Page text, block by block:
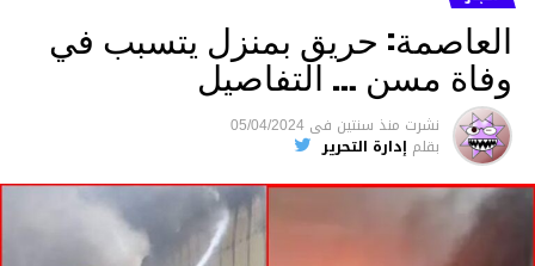
متابعة
قسم الاخبار
العاصمة: حريق بمنزل يتسبب في
وفاة مسن … التفاصيل
نشرت منذ سنتين فى 05/04/2024
بقلم إدارة التحرير